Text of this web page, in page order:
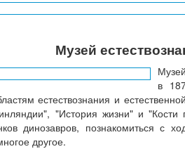
Музей
в
естествознания и
"История жизни" и "Кости
динозавров, познакомиться с
другое.